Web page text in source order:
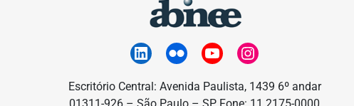
Escritório Central: Avenida Paulista, 1439 6º andar